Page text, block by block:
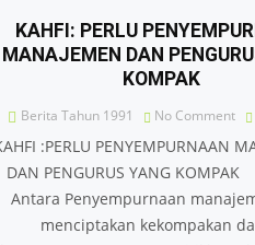
KAHFI: PERLU
MANAJEMEN DAN
KOMPAK
Berita Tahun 1991 No Comment
:PERLU PENYEMPURNAAN
DAN PENGURUS YANG
Antara Penyempurnaan
menciptakan kekompakan